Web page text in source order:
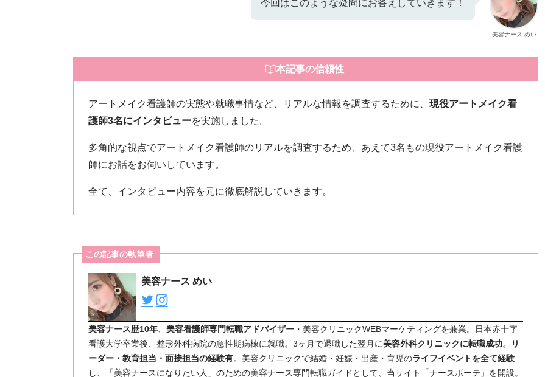
美容ナース めい
今回はこのような疑問にお答えしていきます！
本記事の信頼性
アートメイク看護師の実態や就職事情など、リアルな情報を調査するために、 現役アートメイク看
護師3名にインタビューを実施しました。
多角的な視点でアートメイク看護師のリアルを調査するため、あえて3名もの現役アートメイク看護
師にお話をお伺いしています。
全て、インタビュー内容を元に徹底解説していきます。
この記事の執筆者
美容ナース めい
美容ナース歴10年 美容看護師専門転職アドバイザー ・美容クリニックWEBマーケティングを兼業。日本赤十字
看護大学卒業後、整形外科病院の急性期病棟に就職。3ヶ月で退職した翌月に美容外科クリニックに転職成功。
リ
ーダー・教育担当・面接担当の経験有。美容クリニックで結婚・妊娠・出産・育児のライフイベントを全て経験
し、「美容ナースになりたい人」のための美容ナース専門転職ガイドとして、当サイト「ナースボーテ」を開設。